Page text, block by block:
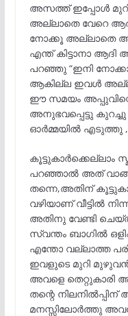
അസത്ത് ഇപ്പോൾ
അല്ലാതെ വേറെ
നോക്കൂ അല്ലാതെ ആ
എന്ത് കിട്ടാനാ ആദി
പറഞ്ഞു “ഇനി
ആകില്ല ഇവൾ
ഈ സമയം
അനുഭവപ്പെട്ടു
ഓർമ്മയിൽ എടുത്തു ,
കൂട്ടുകാർക്കെല്ലാം
പറഞ്ഞാൽ അത്
തന്നെ,അതിന്
വഴിയാണ് വീട്ടിൽ
അതിനു വേണ്ടി
സ്വന്തം ബാഗിൽ
എന്തോ വല്ലാത്ത
ഇവളുടെ മുറി
അവളെ തെറ്റുകാരി
തന്റെ
മനസ്സിലോർത്തു